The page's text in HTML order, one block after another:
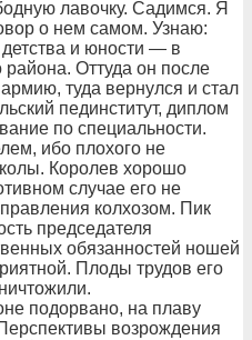
лавочку. Садимся. Я
о нем самом. Узнаю:
детства и юности — в
района. Оттуда он после
туда вернулся и стал
пединститут, диплом
по специальности.
ибо плохого не
Королев хорошо
случае его не
колхозом. Пик
председателя
обязанностей ношей
Плоды трудов его
подорвано, на плаву
возрождения